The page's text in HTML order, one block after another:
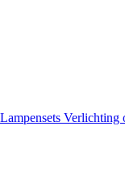
Lampensets Verlichting